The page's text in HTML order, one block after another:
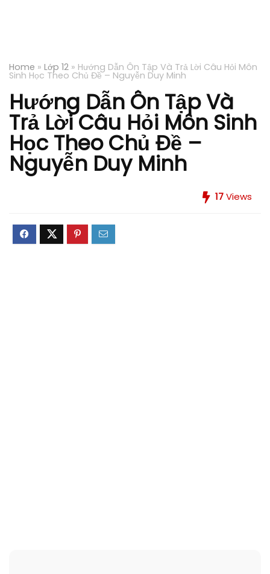
Home » Lớp 12 » Hướng Dẫn Ôn Tập Và Trả Lời Câu Hỏi Môn
Sinh Học Theo Chủ Đề – Nguyễn Duy Minh
Hướng Dẫn Ôn Tập Và
Trả Lời Câu Hỏi Môn Sinh
Học Theo Chủ Đề –
Nguyễn Duy Minh
17Views